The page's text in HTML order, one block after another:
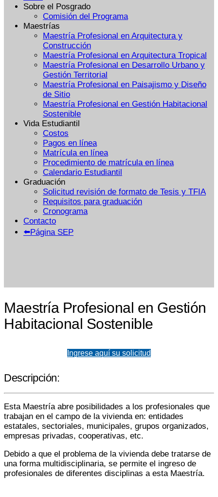
Sobre el Posgrado
Comisión del Programa
Maestrías
Maestría Profesional en Arquitectura y
Construcción
Maestría Profesional en Arquitectura Tropical
Maestría Profesional en Desarrollo Urbano y
Gestión Territorial
Maestría Profesional en Paisajismo y Diseño
de Sitio
Maestría Profesional en Gestión Habitacional
Sostenible
Vida Estudiantil
Costos
Pagos en línea
Matrícula en línea
Procedimiento de matrícula en línea
Calendario Estudiantil
Graduación
Solicitud revisión de formato de Tesis y TFIA
Requisitos para graduación
Cronograma
Contacto
⬅️Página SEP
Maestría Profesional en Gestión
Habitacional Sostenible
Ingrese aquí su solicitud
Descripción:
Esta Maestría abre posibilidades a los profesionales que
trabajan en el campo de la vivienda en: entidades
estatales, sectoriales, municipales, grupos organizados,
empresas privadas, cooperativas, etc.
Debido a que el problema de la vivienda debe tratarse de
una forma multidisciplinaria, se permite el ingreso de
profesionales de diferentes disciplinas a esta Maestría.